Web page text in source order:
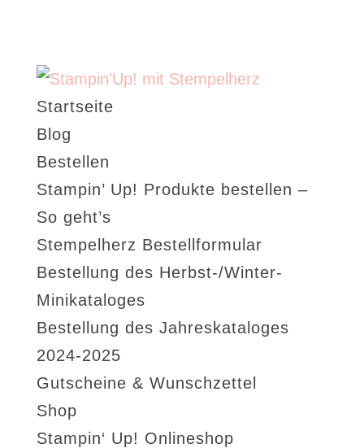
Startseite
Blog
Bestellen
Stampin’ Up! Produkte bestellen –
So geht’s
Stempelherz Bestellformular
Bestellung des Herbst-/Winter-
Minikataloges
Bestellung des Jahreskataloges
2024-2025
Gutscheine & Wunschzettel
Shop
Stampin‘ Up! Onlineshop